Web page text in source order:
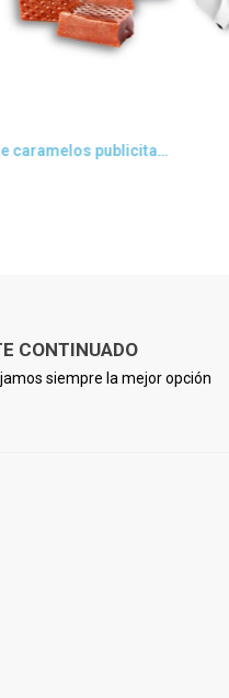
rápida Toffee Chocolate caramelos publicitarios
CONTINUADO
siempre la mejor opción